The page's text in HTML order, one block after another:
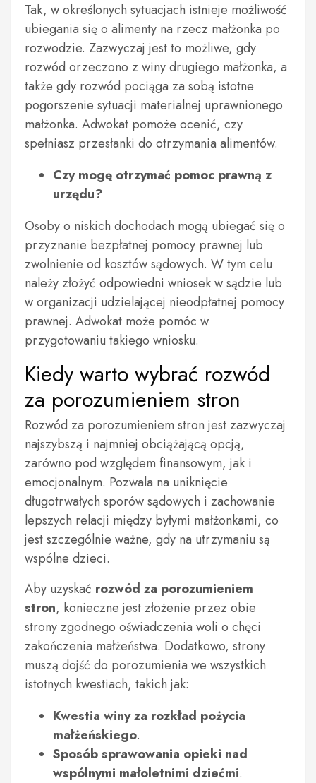
Tak, w określonych sytuacjach istnieje możliwość
ubiegania się o alimenty na rzecz małżonka po
rozwodzie. Zazwyczaj jest to możliwe, gdy
rozwód orzeczono z winy drugiego małżonka, a
także gdy rozwód pociąga za sobą istotne
pogorszenie sytuacji materialnej uprawnionego
małżonka. Adwokat pomoże ocenić, czy
spełniasz przesłanki do otrzymania alimentów.
Czy mogę otrzymać pomoc prawną z
urzędu?
Osoby o niskich dochodach mogą ubiegać się o
przyznanie bezpłatnej pomocy prawnej lub
zwolnienie od kosztów sądowych. W tym celu
należy złożyć odpowiedni wniosek w sądzie lub
w organizacji udzielającej nieodpłatnej pomocy
prawnej. Adwokat może pomóc w
przygotowaniu takiego wniosku.
Kiedy warto wybrać rozwód
za porozumieniem stron
Rozwód za porozumieniem stron jest zazwyczaj
najszybszą i najmniej obciążającą opcją,
zarówno pod względem finansowym, jak i
emocjonalnym. Pozwala na uniknięcie
długotrwałych sporów sądowych i zachowanie
lepszych relacji między byłymi małżonkami, co
jest szczególnie ważne, gdy na utrzymaniu są
wspólne dzieci.
Aby uzyskać rozwód za porozumieniem
stron, konieczne jest złożenie przez obie
strony zgodnego oświadczenia woli o chęci
zakończenia małżeństwa. Dodatkowo, strony
muszą dojść do porozumienia we wszystkich
istotnych kwestiach, takich jak:
Kwestia winy za rozkład pożycia
małżeńskiego.
Sposób sprawowania opieki nad
wspólnymi małoletnimi dziećmi.